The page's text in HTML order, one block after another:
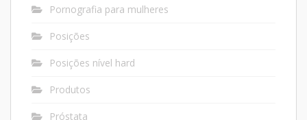
Pornografia para mulheres
Posições
Posições nível hard
Produtos
Próstata